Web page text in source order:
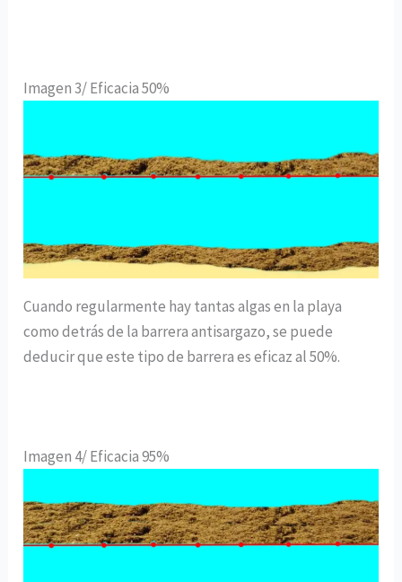
Imagen 3/ Eficacia 50%
Cuando regularmente hay tantas algas en la playa
como detrás de la barrera antisargazo, se puede
deducir que este tipo de barrera es eficaz al 50%.
Imagen 4/ Eficacia 95%